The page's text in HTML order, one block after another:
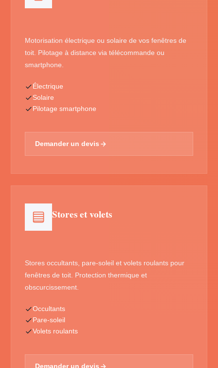
Motorisation électrique ou solaire de vos fenêtres de
toit. Pilotage à distance via télécommande ou
smartphone.
Électrique
Solaire
Pilotage smartphone
Demander un devis
Stores et volets
Stores occultants, pare-soleil et volets roulants pour
fenêtres de toit. Protection thermique et
obscurcissement.
Occultants
Pare-soleil
Volets roulants
Demander un devis